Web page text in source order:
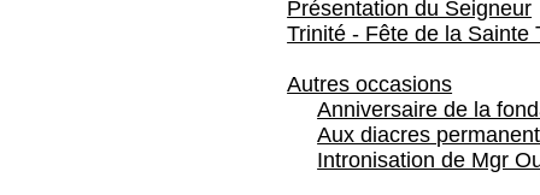
Présentation du Seigneur
Trinité - Fête de la Sainte
Autres occasions
Anniversaire de la
Aux diacres
Intronisation de Mgr